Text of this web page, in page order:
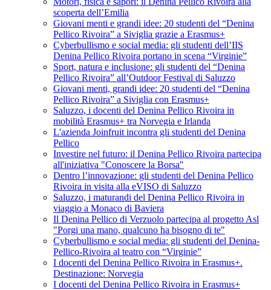
scoperta dell’Emilia
Giovani menti e grandi idee: 20 studenti del “Denina
Pellico Rivoira” a Siviglia grazie a Erasmus+
Cyberbullismo e social media: gli studenti dell’IIS
Denina Pellico Rivoira portano in scena “Virginie”
Sport, natura e inclusione: gli studenti del “Denina
Pellico Rivoira” all’Outdoor Festival di Saluzzo
Giovani menti, grandi idee: 20 studenti del “Denina
Pellico Rivoira” a Siviglia con Erasmus+
Saluzzo, i docenti del Denina Pellico Rivoira in
mobilità Erasmus+ tra Norvegia e Irlanda
L'azienda Joinfruit incontra gli studenti del Denina
Pellico
Investire nel futuro: il Denina Pellico Rivoira partecipa
all'iniziativa "Conoscere la Borsa"
Dentro l’innovazione: gli studenti del Denina Pellico
Rivoira in visita alla eVISO di Saluzzo
Saluzzo, i maturandi del Denina Pellico Rivoira in
viaggio a Monaco di Baviera
Il Denina Pellico di Verzuolo partecipa al progetto Asl
"Porgi una mano, qualcuno ha bisogno di te"
Cyberbullismo e social media: gli studenti del Denina-
Pellico-Rivoira al teatro con “Virginie”
I docenti del Denina Pellico Rivoira in Erasmus+.
Destinazione: Norvegia
I docenti del Denina Pellico Rivoira in Erasmus+